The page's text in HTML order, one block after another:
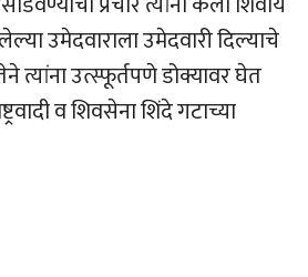
उमेदवाराला उमेदवारी दिल्याचे
त्यांना उत्स्फूर्तपणे डोक्यावर घेत
व शिवसेना शिंदे गटाच्या